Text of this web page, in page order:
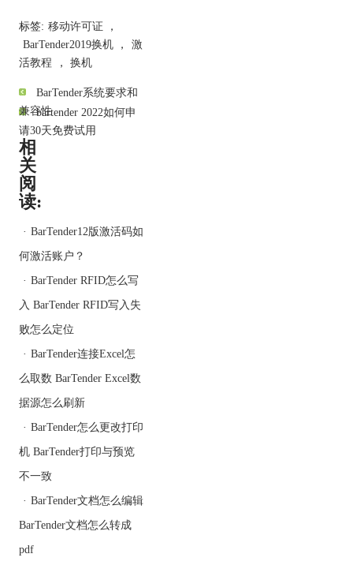
证的服务器。
6、您不能移动临时激活
的许可证。
所有者移动到新计算机，
通过管理控制台将许可证
移交给新主机，或者激活
和停用许可证所有者。
一、通过管理控制台将许
可证移交给新主机
你需要准备什么：
证的许可证所有者
2、已安装BarTender的第
二台计算机将成为新的许
（1）不需要安装完整套
件
（2）需要至少安装许可
（3）可以已经了托管另
一个许可证
输
1、在目标计算机上，打
开管理控制台
可。当许可证填充列表
时，请打开窗口底部标
标签: 移动许可证
，
BarTender2019换机
，
激
活教程
， 换机
BarTender系统要求和
兼容性bartender 2022如何申
请30天免费试用
相
关
阅
读:
· BarTender12版激活码如
何激活账户？
· BarTender RFID怎么写
入 BarTender RFID写入失
败怎么定位
· BarTender连接Excel怎
么取数 BarTender Excel数
据源怎么刷新
· BarTender怎么更改打印
机 BarTender打印与预览
不一致
· BarTender文档怎么编辑
BarTender文档怎么转成
pdf